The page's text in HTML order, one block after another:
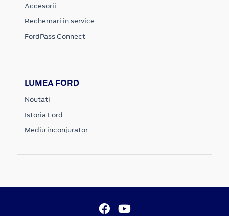
Accesorii
Rechemari in service
FordPass Connect
LUMEA FORD
Noutati
Istoria Ford
Mediu inconjurator